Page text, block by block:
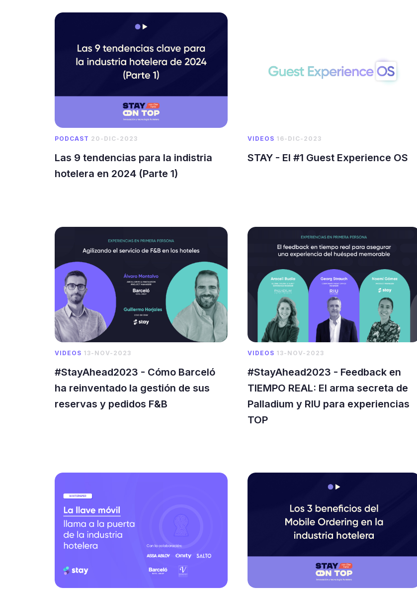
PODCAST 20-DIC-2023
Las 9 tendencias para la indistria
hotelera en 2024 (Parte 1)
VIDEOS 16-DIC-2023
STAY - El #1 Guest Experience OS
VIDEOS 13-NOV-2023
#StayAhead2023 - Cómo Barceló
ha reinventado la gestión de sus
reservas y pedidos F&B
VIDEOS 13-NOV-2023
#StayAhead2023 - Feedback en
TIEMPO REAL: El arma secreta de
Palladium y RIU para experiencias
TOP